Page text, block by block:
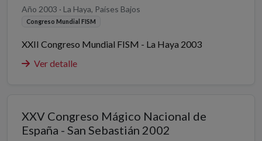
Año 2003 · La Haya, Países Bajos
Congreso Mundial FISM
XXII Congreso Mundial FISM - La Haya 2003
Ver detalle
XXV Congreso Mágico Nacional de
España - San Sebastián 2002